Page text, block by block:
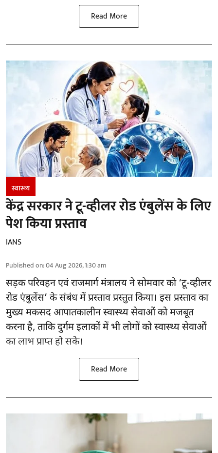
Read More
स्वास्थ्य
केंद्र सरकार ने टू-व्हीलर रोड एंबुलेंस के लिए
पेश किया प्रस्ताव
IANS
Published on:04 Aug 2026, 1:30 am
सड़क परिवहन एवं राजमार्ग मंत्रालय ने सोमवार को ‘टू-व्हीलर
रोड एंबुलेंस’ के संबंध में प्रस्ताव प्रस्तुत किया। इस प्रस्ताव का
मुख्य मकसद आपातकालीन स्वास्थ्य सेवाओं को मजबूत
करना है, ताकि दुर्गम इलाकों में भी लोगों को स्वास्थ्य सेवाओं
का लाभ प्राप्त हो सके।
Read More